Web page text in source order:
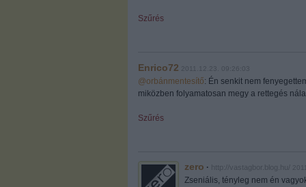
Szűrés
Enrico72 2011.12.23. 09:26:03
@orbánmentesítő: Én senkit nem
miközben folyamatosan megy a rettegés
Szűrés
zero · http://vastagbor.blog.hu/
Zseniális, tényleg nem én